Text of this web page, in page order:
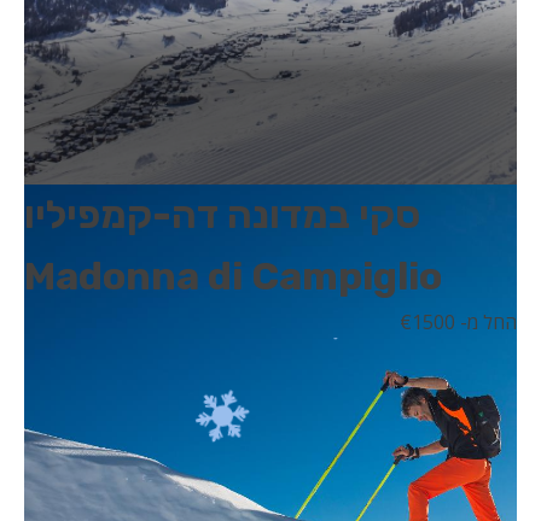
סקי במדונה דה-קמפיליו
Madonna di Campiglio
החל מ- 1500 €